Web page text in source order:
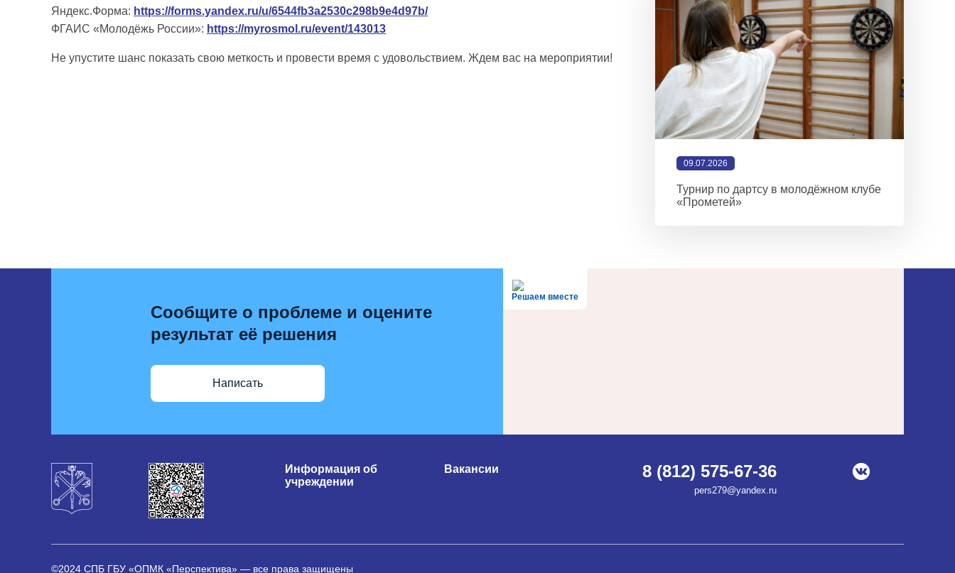
Яндекс.Форма: https://forms.yandex.ru/u/6544fb3a2530c298b9e4d97b/
ФГАИС «Молодёжь России»: https://myrosmol.ru/event/143013
Не упустите шанс показать свою меткость и провести время с удовольствием. Ждем вас на мероприятии!
09.07.2026
Турнир по дартсу в молодёжном клубе
«Прометей»
Решаем вместе
Сообщите о проблеме и оцените
результат её решения
Написать
Информация об
учреждении
Вакансии 8 (812) 575-67-36
pers279@yandex.ru
©2024 СПБ ГБУ «ОПМК «Перспектива» — все права защищены